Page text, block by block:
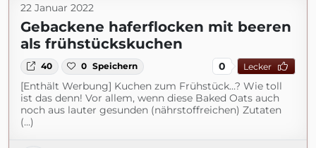
22 Januar 2022
Gebackene haferflocken mit beeren
als frühstückskuchen
40 0 Speichern 0 Lecker
[Enthält Werbung] Kuchen zum Frühstück…? Wie toll
ist das denn! Vor allem, wenn diese Baked Oats auch
noch aus lauter gesunden (nährstoffreichen) Zutaten
(...)